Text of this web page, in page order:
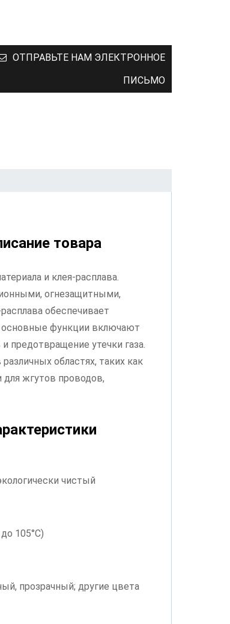
ОТПРАВЬТЕ НАМ ЭЛЕКТРОННОЕ
ПИСЬМО
товара
и клея-расплава.
огнезащитными,
обеспечивает
основные функции включают
предотвращение утечки газа.
областях, таких как
для жгутов проводов,
чистый
105°C)
прозрачный; другие цвета